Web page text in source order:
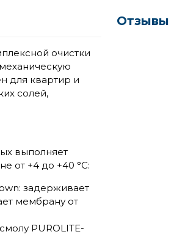
очистки
для квартир и
солей,
выполняет
от +4 до +40 °C:
задерживает
мембрану от
PUROLITE-
Отзывы